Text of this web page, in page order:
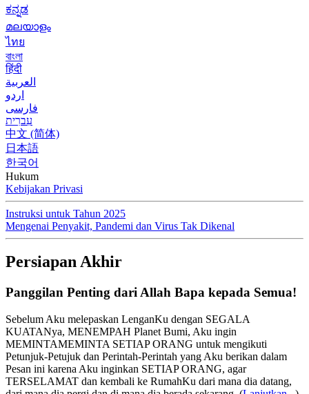
ಕನ್ನಡ
മലയാളം
ไทย
বাংলা
हिंदी
العربية
اردو
فارسی
עִברִית
中文 (简体)
日本語
한국어
Hukum
Kebijakan Privasi
Instruksi untuk Tahun 2025
Mengenai Penyakit, Pandemi dan Virus Tak Dikenal
Persiapan Akhir
Panggilan Penting dari Allah Bapa kepada Semua!
Sebelum Aku melepaskan LenganKu dengan SEGALA
KUATANya, MENEMPAH Planet Bumi, Aku ingin
MEMINTAMEMINTA SETIAP ORANG untuk mengikuti
Petunjuk-Petujuk dan Perintah-Perintah yang Aku berikan dalam
Pesan ini karena Aku inginkan SETIAP ORANG, agar
TERSELAMAT dan kembali ke RumahKu dari mana dia datang,